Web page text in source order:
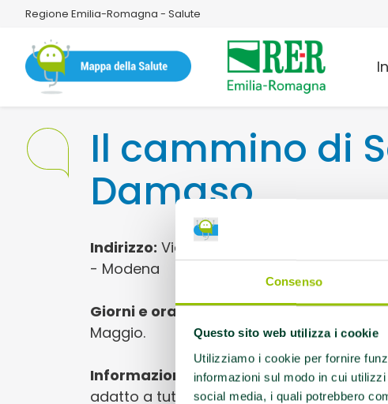
Consenso
Questo sito web utilizza i cookie
Utilizziamo i cookie per fornire
informazioni sul modo in cui
social media, i quali potrebbero
Regione Emilia-Romagna - Salute
Il cammino di
Damaso
Indirizzo: Via Scartazzetta n. 53- San
- Modena
Giorni e orari:Martedì alle 14:30,
Maggio.
Informazioni utili:Ref: Morena
adatto a tutti, durata 1 ora - 1 ora e